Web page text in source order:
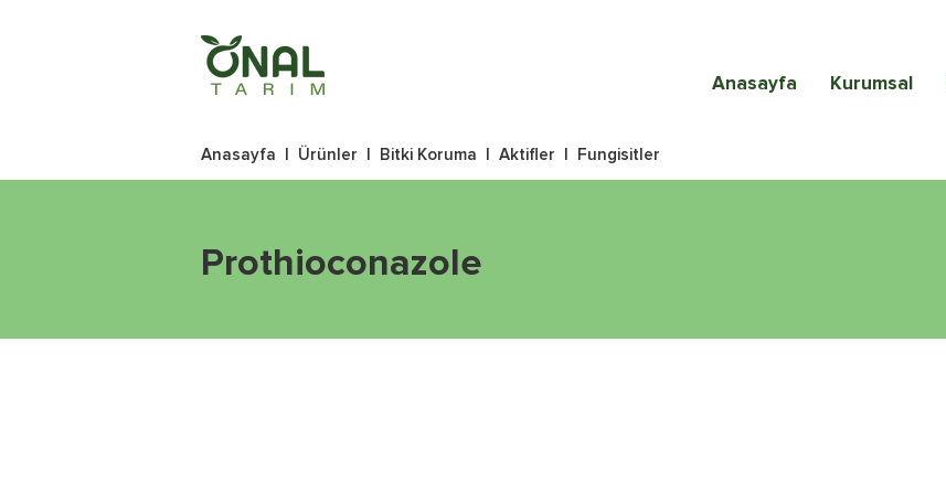
Anasayfa Kurumsal
Anasayfa Ürünler Bitki Koruma Aktifler Fungisitler
Prothioconazole